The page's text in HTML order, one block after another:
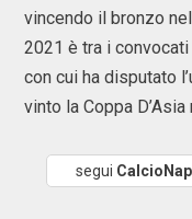
vincendo il bronzo
2021 è tra i
con cui ha disputato
vinto la Coppa
segui